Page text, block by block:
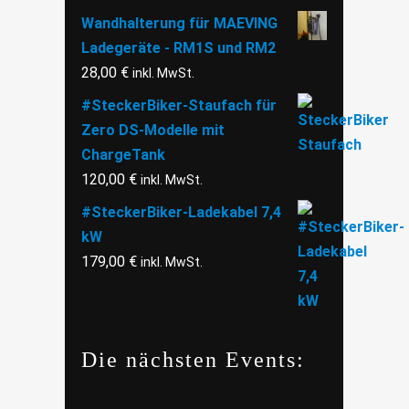
Wandhalterung für MAEVING
Ladegeräte - RM1S und RM2
28,00 € inkl. MwSt.
#SteckerBiker-Staufach für
Zero DS-Modelle mit
ChargeTank
120,00 € inkl. MwSt.
#SteckerBiker-Ladekabel 7,4
kW
179,00 € inkl. MwSt.
Die nächsten Events: